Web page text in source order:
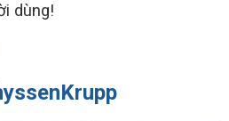
dùng!